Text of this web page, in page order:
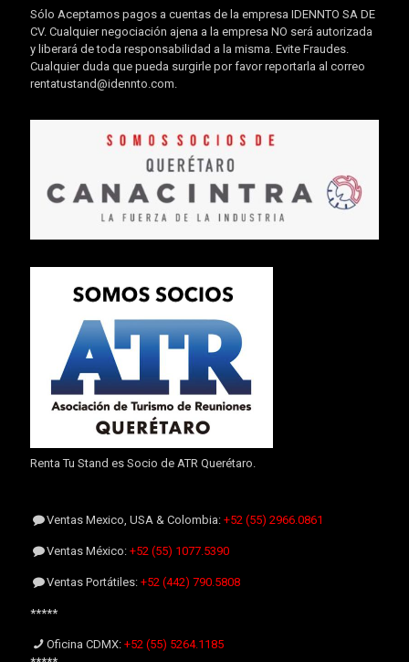
Sólo Aceptamos pagos a cuentas de la empresa IDENNTO SA DE
CV. Cualquier negociación ajena a la empresa NO será autorizada
y liberará de toda responsabilidad a la misma. Evite Fraudes.
Cualquier duda que pueda surgirle por favor reportarla al correo
rentatustand@idennto.com.
Renta Tu Stand es Socio de ATR Querétaro.
Ventas Mexico, USA & Colombia:+52 (55) 2966.0861
Ventas México:+52 (55) 1077.5390
Ventas Portátiles:+52 (442) 790.5808
*****
Oficina CDMX:+52 (55) 5264.1185